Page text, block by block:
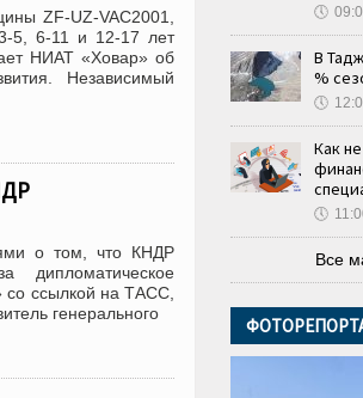
ZF-UZ-VAC2001,
3-5, 6-11 и 12-17 лет
НИАТ «Ховар» об
Независимый
о том, что КНДР
дипломатическое
со ссылкой на ТАСС,
генерального
🕔
В
%
🕔
Как
🕔
Все